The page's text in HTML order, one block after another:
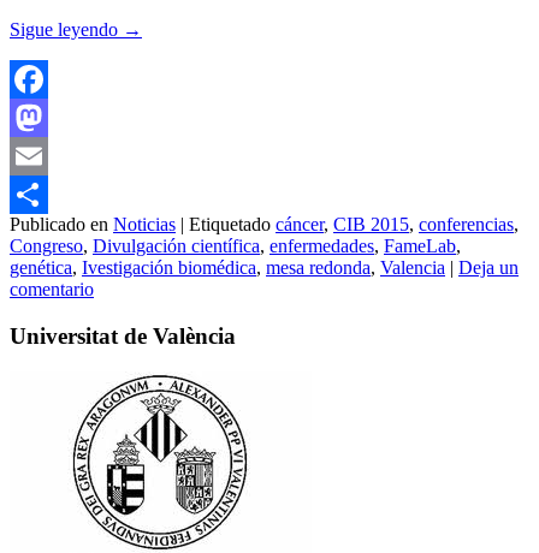
Sigue leyendo →
Facebook
Mastodon
Email
Compartir
Publicado en Noticias | Etiquetado cáncer, CIB 2015, conferencias,
Congreso, Divulgación científica, enfermedades, FameLab,
genética, Ivestigación biomédica, mesa redonda, Valencia | Deja un
comentario
Universitat de València